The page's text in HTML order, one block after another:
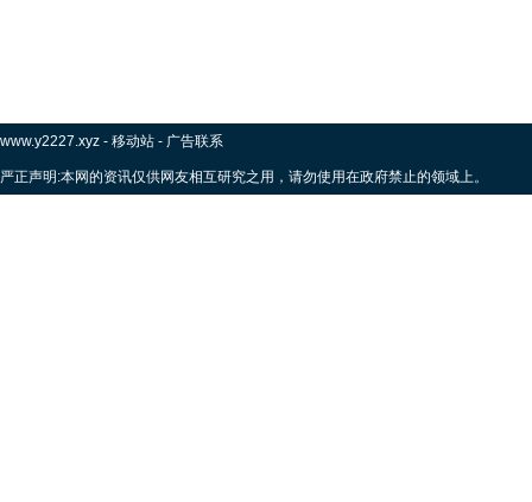
www.y2227.xyz - 移动站 - 广告联系
严正声明:本网的资讯仅供网友相互研究之用，请勿使用在政府禁止的领域上。